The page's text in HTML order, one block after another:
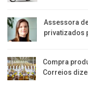
Assessora
privatizados
Compra
Correios